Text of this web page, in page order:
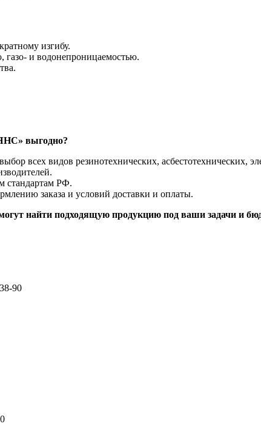
изгибу.
и водонепроницаемостью.
выгодно?
всех видов резинотехнических, асбестотехнических,
стандартам РФ.
заказа и условий доставки и оплаты.
найти подходящую продукцию под ваши задачи и
90